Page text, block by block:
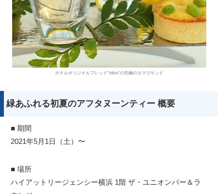
ホテルオリジナルブレッド“nikin”の究極のタマゴサンド
緑あふれる初夏のアフタヌーンティー 概要
■ 期間
2021年5月1日（土）〜
■ 場所
ハイアットリージェンシー横浜 1階 ザ・ユニオンバー＆ラ